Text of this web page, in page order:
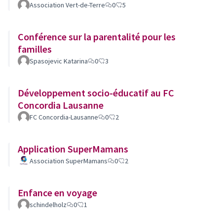
Association Vert-de-Terre 0 5
Conférence sur la parentalité pour les
familles
Spasojevic Katarina 0 3
Développement socio-éducatif au FC
Concordia Lausanne
FC Concordia-Lausanne 0 2
Application SuperMamans
Association SuperMamans 0 2
Enfance en voyage
schindelholz 0 1